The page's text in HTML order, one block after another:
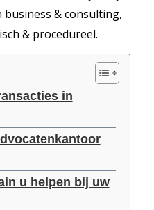
& consulting,
& procedureel.
in
u helpen bij uw